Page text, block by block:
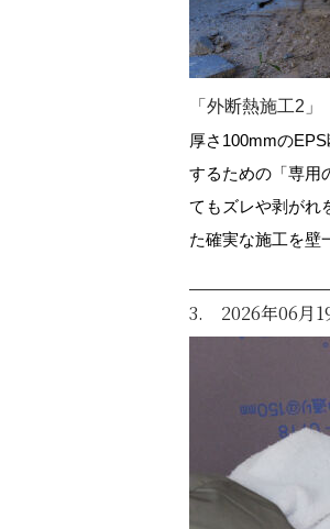
「外断熱施工2」
厚さ100mmの
するための「専用
てもズレや剥がれ
た確実な施工を壁
3. 2026年06月